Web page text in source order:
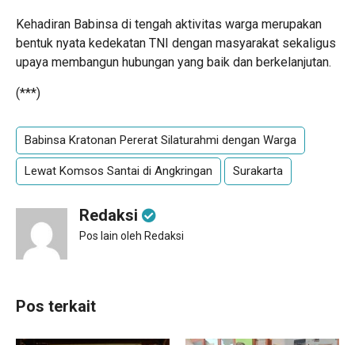
Kehadiran Babinsa di tengah aktivitas warga merupakan
bentuk nyata kedekatan TNI dengan masyarakat sekaligus
upaya membangun hubungan yang baik dan berkelanjutan.
(***)
Babinsa Kratonan Pererat Silaturahmi dengan Warga
Lewat Komsos Santai di Angkringan Surakarta
Redaksi
Pos lain oleh Redaksi
Pos terkait